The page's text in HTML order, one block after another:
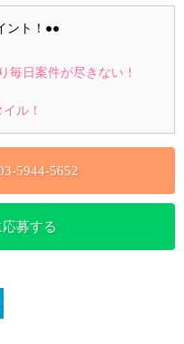
ント！●●
毎日案件が尽きない！
ル！
5944-5652
募する